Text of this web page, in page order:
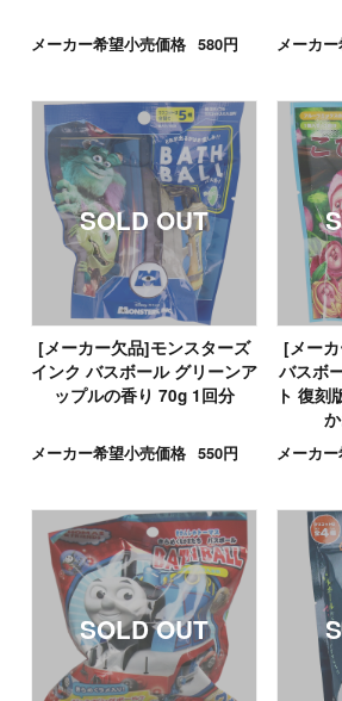
メーカー希望小売価格 580円 メーカ
[メーカー欠品]モンスターズ
インク バスボール グリーンア
ップルの香り 70g 1回分
メーカー希望小売価格 550円
[メー
バスボ
ト 復刻
メーカ